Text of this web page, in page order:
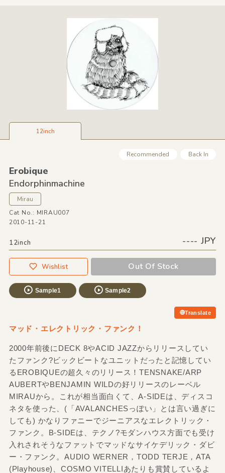
12inch
Recommended Back In
Erobique
Endorphinmachine
Mirau
Cat No.: MIRAU007
2010-11-21
12inch ---- JPY
Wishlist Out Of Stock
Sample1 Sample2
Translate
マッド・エレクトリック・ファンク！
2000年前後にDECK 8やACID JAZZからリリースしてい
たファンク?ビックビートなユニットだったと記憶してい
るEROBIQUEの超久々のリリース！TENSNAKE/ARP
AUBERTやBENJAMIN WILDの好リリースのレーベル
MIRAUから。これが相当面白くて、A-SIDEは、ディスコ
ネタを使った、(「AVALANCHESっぽい」とは言い過ぎに
しても) かなりファニーでジーニアスなエレクトリック・
ファンク。B-SIDEは、テクノ?モダンハウス方面でも受け
入れされそうなファットでマッドなサイケデリック・ダビ
ー・ファンク。AUDIO WERNER，TODD TERJE，ATA
(Playhouse)、COSMO VITELLIあたりも賞賛しているよ